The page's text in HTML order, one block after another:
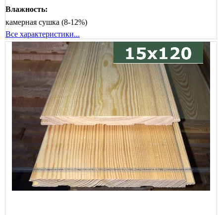
Влажность:
камерная сушка (8-12%)
Все характеристики...